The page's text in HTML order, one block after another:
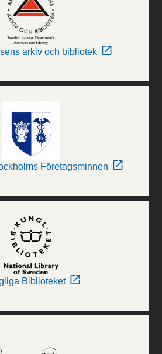
arkiv och bibliotek
Företagsminnen
Biblioteket